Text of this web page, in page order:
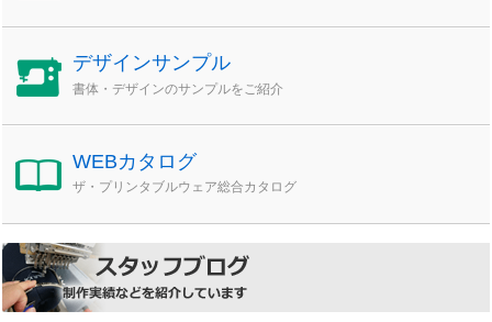
デザインサンプル
書体・デザインのサンプルをご紹介
WEBカタログ
ザ・プリンタブルウェア総合カタログ